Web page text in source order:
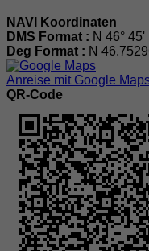
NAVI Koordinaten
DMS Format : N 46° 45'
Deg Format : N
Anreise mit Google
QR-Code